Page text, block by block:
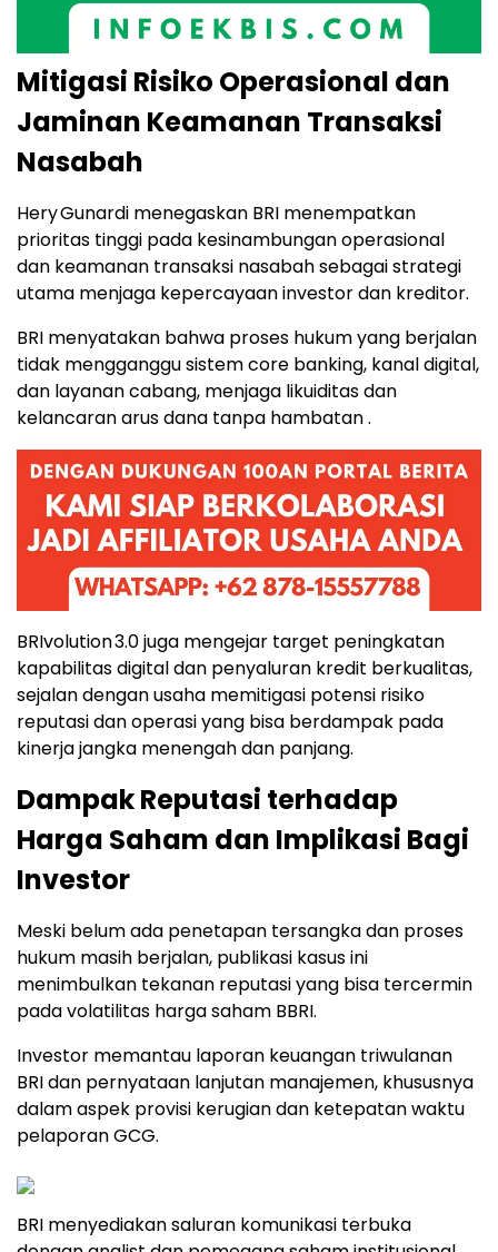
Mitigasi Risiko Operasional dan
Jaminan Keamanan Transaksi
Nasabah
Hery Gunardi menegaskan BRI menempatkan
prioritas tinggi pada kesinambungan operasional
dan keamanan transaksi nasabah sebagai strategi
utama menjaga kepercayaan investor dan kreditor.
BRI menyatakan bahwa proses hukum yang berjalan
tidak mengganggu sistem core banking, kanal digital,
dan layanan cabang, menjaga likuiditas dan
kelancaran arus dana tanpa hambatan .
BRIvolution 3.0 juga mengejar target peningkatan
kapabilitas digital dan penyaluran kredit berkualitas,
sejalan dengan usaha memitigasi potensi risiko
reputasi dan operasi yang bisa berdampak pada
kinerja jangka menengah dan panjang.
Dampak Reputasi terhadap
Harga Saham dan Implikasi Bagi
Investor
Meski belum ada penetapan tersangka dan proses
hukum masih berjalan, publikasi kasus ini
menimbulkan tekanan reputasi yang bisa tercermin
pada volatilitas harga saham BBRI.
Investor memantau laporan keuangan triwulanan
BRI dan pernyataan lanjutan manajemen, khususnya
dalam aspek provisi kerugian dan ketepatan waktu
pelaporan GCG.
BRI menyediakan saluran komunikasi terbuka